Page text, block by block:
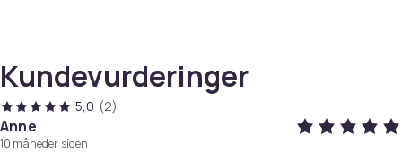
Kundevurderinger
5,0 (2)
Anne
10 måneder siden